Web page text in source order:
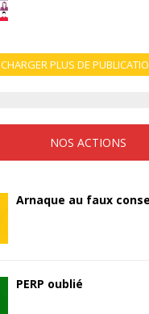
CHARGER PLUS DE
NOS ACTIONS
Arnaque au faux
PERP oublié